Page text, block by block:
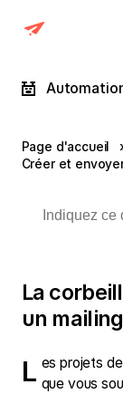
Page d'accueil
Créer et
La
un mailing
Les projets de mailings dont vous n'avez plus besoin ou que vous